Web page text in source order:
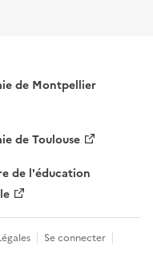
de Montpellier
de Toulouse
de l'éducation
Se connecter